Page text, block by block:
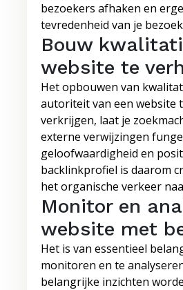
bezoekers afhaken en
tevredenheid van je
Bouw
website te
Het opbouwen van
autoriteit van een website
verkrijgen, laat je
externe verwijzingen
geloofwaardigheid en
backlinkprofiel is daarom
het organische verkeer
Monitor en
website met
Het is van essentieel
monitoren en te
belangrijke inzichten